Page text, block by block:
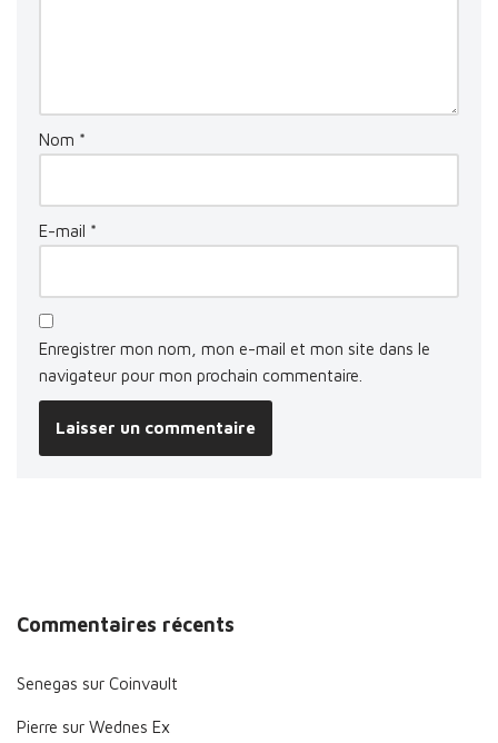
Nom *
E-mail *
Enregistrer mon nom, mon e-mail et mon site dans le
navigateur pour mon prochain commentaire.
Commentaires récents
Senegas sur Coinvault
Pierre sur Wednes Ex